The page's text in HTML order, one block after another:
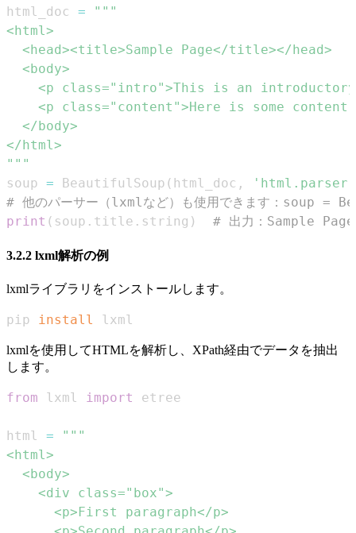
html_doc =
"""
soup = BeautifulSoup ( html_doc ,
'html.parser'
# 他のパーサー（lxmlなど）も使用できます：
print ( soup . title . string ) # 出力：Sample Page
3.2.2 lxml解析の例
lxmlライブラリをインストールします。
pip install lxml
lxmlを使用してHTMLを解析し、XPath経由でデータを抽出
します。
from lxml import
html =